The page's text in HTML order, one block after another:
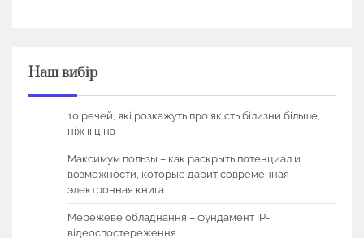
Наш вибір
10 речей, які розкажуть про якість білизни більше,
ніж її ціна
Максимум пользы – как раскрыть потенциал и
возможности, которые дарит современная
электронная книга
Мережеве обладнання – фундамент IP-
відеоспостереження